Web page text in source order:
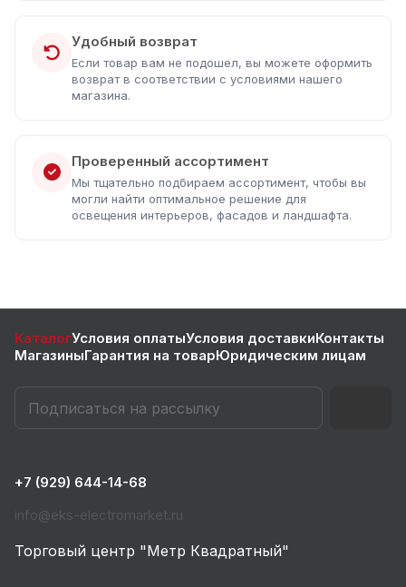
Удобный возврат
Если товар вам не подошел, вы можете оформить
возврат в соответствии с условиями нашего
магазина.
Проверенный ассортимент
Мы тщательно подбираем ассортимент, чтобы вы
могли найти оптимальное решение для
освещения интерьеров, фасадов и ландшафта.
КаталогУсловия оплатыУсловия доставкиКонтакты
МагазиныГарантия на товарЮридическим лицам
+7 (929) 644-14-68
info@eks-electromarket.ru
Торговый центр "Метр Квадратный"